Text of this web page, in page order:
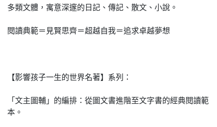
多類文體，寓意深邃的日記、傳記、散文、小說。
閱讀典範＝見賢思齊＝超越自我＝追求卓越夢想
【影響孩子一生的世界名著】系列：
「文主圖輔」的編排：從圖文書進階至文字書的經典閱讀範
本。